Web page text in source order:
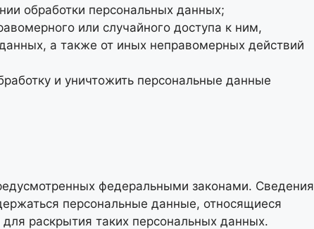
обработки персональных данных;
или случайного доступа к ним,
а также от иных неправомерных действий
и уничтожить персональные данные
федеральными законами. Сведения
персональные данные, относящиеся
раскрытия таких персональных данных.